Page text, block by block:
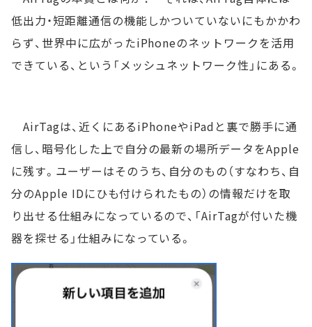
低出力・短距離通信の機能しかついていないにもかかわ
らず、世界中に広がったiPhoneのネットワークを活用
できている、という「メッシュネットワーク性」にある。
AirTagは、近くにあるiPhoneやiPadと裏で勝手に通
信し、暗号化した上で自分の最新の場所データをApple
に残す。ユーザーはそのうち、自分のもの（すなわち、自
分のApple IDにひも付けられたもの）の情報だけを取
り出せる仕組みになっているので、「AirTagが付いた機
器を探せる」仕組みになっている。